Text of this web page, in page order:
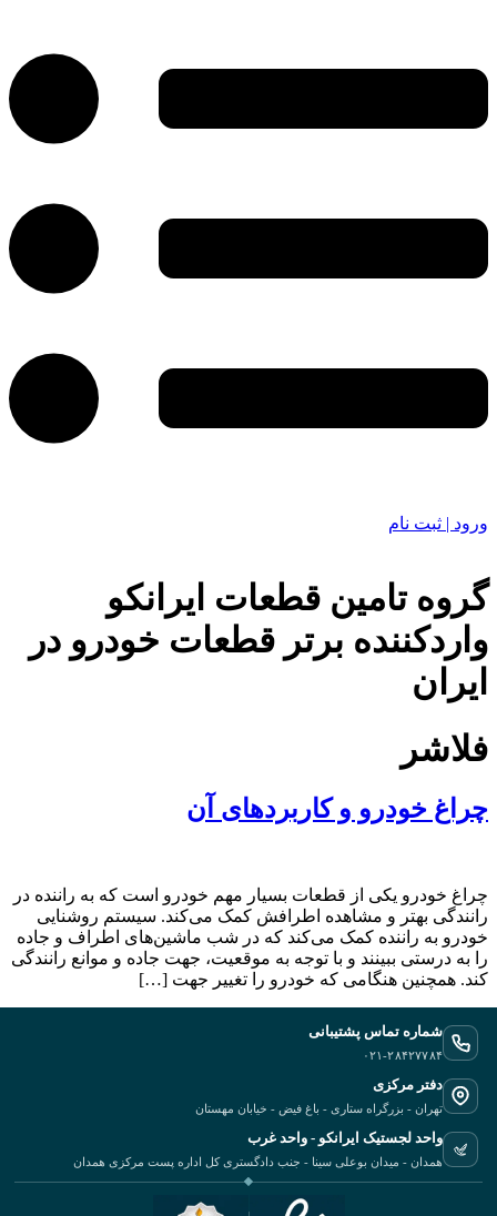
ورود | ثبت نام
گروه تامین قطعات ایرانکو
واردکننده برتر قطعات خودرو در
ایران
فلاشر
چراغ خودرو و کاربردهای آن
چراغ خودرو یکی از قطعات بسیار مهم خودرو است که به راننده در
رانندگی بهتر و مشاهده اطرافش کمک می‌کند. سیستم روشنایی
خودرو به راننده کمک می‌کند که در شب ماشین‌های اطراف و جاده
را به درستی ببینند و با توجه به موقعیت، جهت جاده و موانع رانندگی
کند. همچنین هنگامی که خودرو را تغییر جهت […]
شماره تماس پشتیبانی
۰۲۱-۲۸۴۲۷۷۸۴
دفتر مرکزی
تهران - بزرگراه ستاری - باغ فیض - خیابان مهستان
واحد لجستیک ایرانکو - واحد غرب
همدان - میدان بوعلی سینا - جنب دادگستری کل اداره پست مرکزی همدان